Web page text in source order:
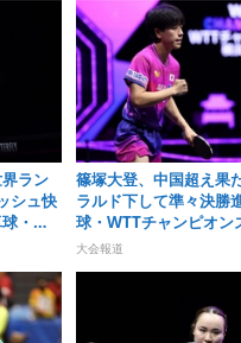
ラン
シュ快
・
＞
篠塚大登、中国超え果
ラルド下して準々決勝
球・WTTチャンピオン
＞
大会報道